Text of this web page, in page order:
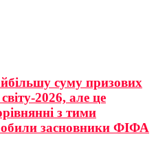
суму призових
2026, але це
з тими
засновники ФІФА